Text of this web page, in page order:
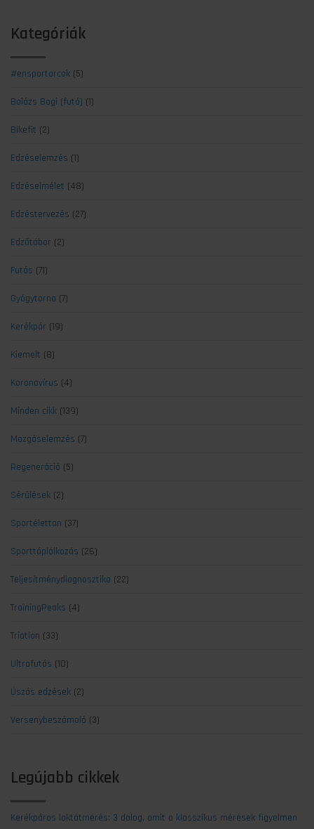
Kategóriák
#ensportarcok (5)
Balázs Bogi (futó) (1)
Bikefit (2)
Edzéselemzés (1)
Edzéselmélet (48)
Edzéstervezés (27)
Edzőtábor (2)
Futás (71)
Gyógytorna (7)
Kerékpár (19)
Kiemelt (8)
Koronavírus (4)
Minden cikk (139)
Mozgáselemzés (7)
Regeneráció (5)
Sérülések (2)
Sportélettan (37)
Sporttáplálkozás (26)
Teljesítménydiagnosztika (22)
TrainingPeaks (4)
Triatlon (33)
Ultrafutás (10)
Úszás edzések (2)
Versenybeszámoló (3)
Legújabb cikkek
Kerékpáros laktátmérés: 3 dolog, amit a klasszikus mérések figyelmen